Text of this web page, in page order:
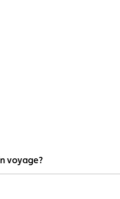
voyage?